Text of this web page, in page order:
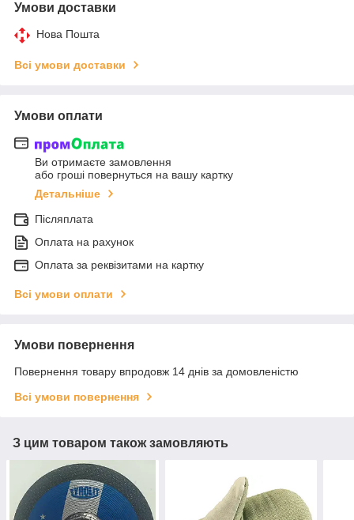
Умови доставки
Нова Пошта
Всі умови доставки
Умови оплати
Ви отримаєте замовлення
або гроші повернуться на вашу картку
Детальніше
Післяплата
Оплата на рахунок
Оплата за реквізитами на картку
Всі умови оплати
Умови повернення
Повернення товару впродовж 14 днів за домовленістю
Всі умови повернення
З цим товаром також замовляють